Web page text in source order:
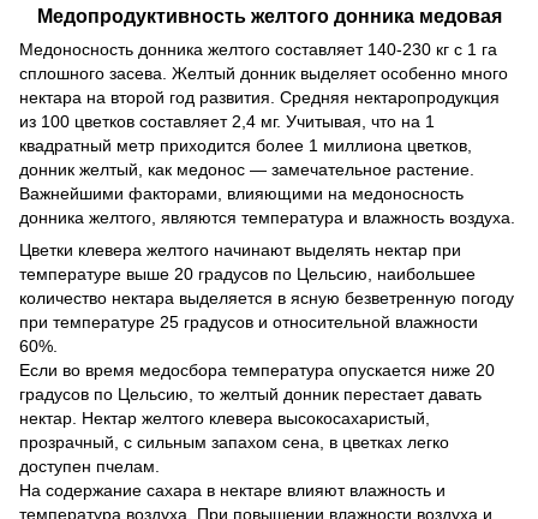
Медопродуктивность желтого донника медовая
Медоносность донника желтого составляет 140-230 кг с 1 га
сплошного засева. Желтый донник выделяет особенно много
нектара на второй год развития. Средняя нектаропродукция
из 100 цветков составляет 2,4 мг. Учитывая, что на 1
квадратный метр приходится более 1 миллиона цветков,
донник желтый, как медонос — замечательное растение.
Важнейшими факторами, влияющими на медоносность
донника желтого, являются температура и влажность воздуха.
Цветки клевера желтого начинают выделять нектар при
температуре выше 20 градусов по Цельсию, наибольшее
количество нектара выделяется в ясную безветренную погоду
при температуре 25 градусов и относительной влажности
60%.
Если во время медосбора температура опускается ниже 20
градусов по Цельсию, то желтый донник перестает давать
нектар. Нектар желтого клевера высокосахаристый,
прозрачный, с сильным запахом сена, в цветках легко
доступен пчелам.
На содержание сахара в нектаре влияют влажность и
температура воздуха. При повышении влажности воздуха и